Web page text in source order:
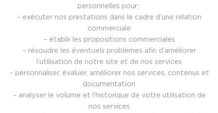
personnelles pour :
– exécuter nos prestations dans le cadre d’une relation
commerciale
– établir les propositions commerciales
– résoudre les éventuels problèmes afin d’améliorer
l’utilisation de notre site et de nos services
– personnaliser, évaluer, améliorer nos services, contenus et
documentation
– analyser le volume et l’historique de votre utilisation de
nos services